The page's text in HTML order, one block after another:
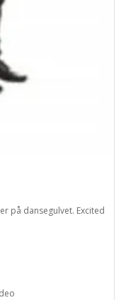
på dansegulvet. Excited